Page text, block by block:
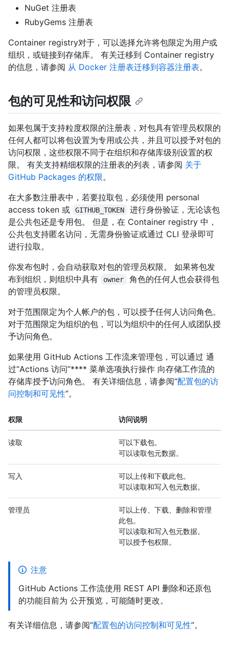
NuGet 注册表
RubyGems 注册表
Container registry对于，可以选择允许将包限定为用户或
组织，或链接到存储库。 有关迁移到 Container registry
的信息，请参阅 从 Docker 注册表迁移到容器注册表。
包的可见性和访问权限
如果包属于支持粒度权限的注册表，对包具有管理员权限的
任何人都可以将包设置为专用或公共，并且可以授予对包的
访问权限，这些权限不同于在组织和存储库级别设置的权
限。 有关支持精细权限的注册表的列表，请参阅 关于
GitHub Packages 的权限。
在大多数注册表中，若要拉取包，必须使用 personal
access token 或
GITHUB_TOKEN
进行身份验证，无论该包
是公共包还是专用包。 但是，在 Container registry 中，
公共包支持匿名访问，无需身份验证或通过 CLI 登录即可
进行拉取。
你发布包时，会自动获取对包的管理员权限。 如果将包发
布到组织，则组织中具有
owner
角色的任何人也会获得包
的管理员权限。
对于范围限定为个人帐户的包，可以授予任何人访问角色。
对于范围限定为组织的包，可以为组织中的任何人或团队授
予访问角色。
如果使用 GitHub Actions 工作流来管理包，可以通过 通
过“Actions 访问”**** 菜单选项执行操作 向存储工作流的
存储库授予访问角色。 有关详细信息，请参阅“配置包的访
问控制和可见性”。
权限 访问说明
读取
可以下载包。
可以读取包元数据。
写入
可以上传和下载此包。
可以读取和写入包元数据。
管理员
可以上传、下载、删除和管理
此包。
可以读取和写入包元数据。
可以授予包权限。
注意
GitHub Actions 工作流使用 REST API 删除和还原包
的功能目前为 公开预览，可能随时更改。
有关详细信息，请参阅“配置包的访问控制和可见性”。